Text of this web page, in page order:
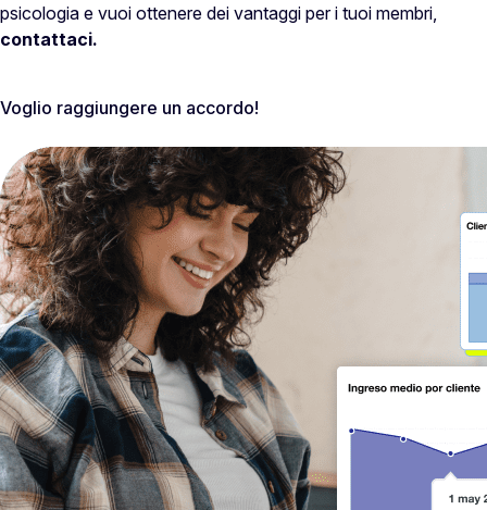
psicologia e vuoi ottenere dei vantaggi per i tuoi membri,
contattaci.
Voglio raggiungere un accordo!